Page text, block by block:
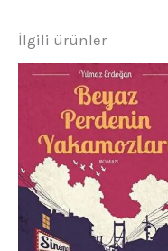
İlgili ürünler